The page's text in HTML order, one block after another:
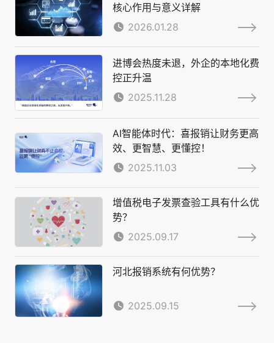
核心作用与意义详解
2026.01.28
进博会热度未退，外企的本地化费
控正升温
2025.11.28
AI智能体时代：喜报销让财务更高
效、更智慧、更懂控！
2025.11.03
增值税电子发票查验工具有什么优
势？
2025.09.17
河北报销系统有何优势？
2025.09.15